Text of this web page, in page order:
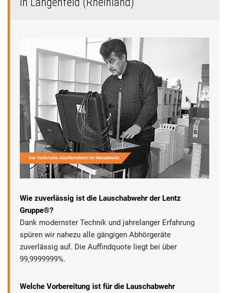
Wie zuverlässig ist die Lauschabwehr der Lentz
Gruppe®?
Dank modernster Technik und jahrelanger Erfahrung
spüren wir nahezu alle gängigen Abhörgeräte
zuverlässig auf. Die Auffindquote liegt bei über
99,9999999%.
Welche Vorbereitung ist für die Lauschabwehr